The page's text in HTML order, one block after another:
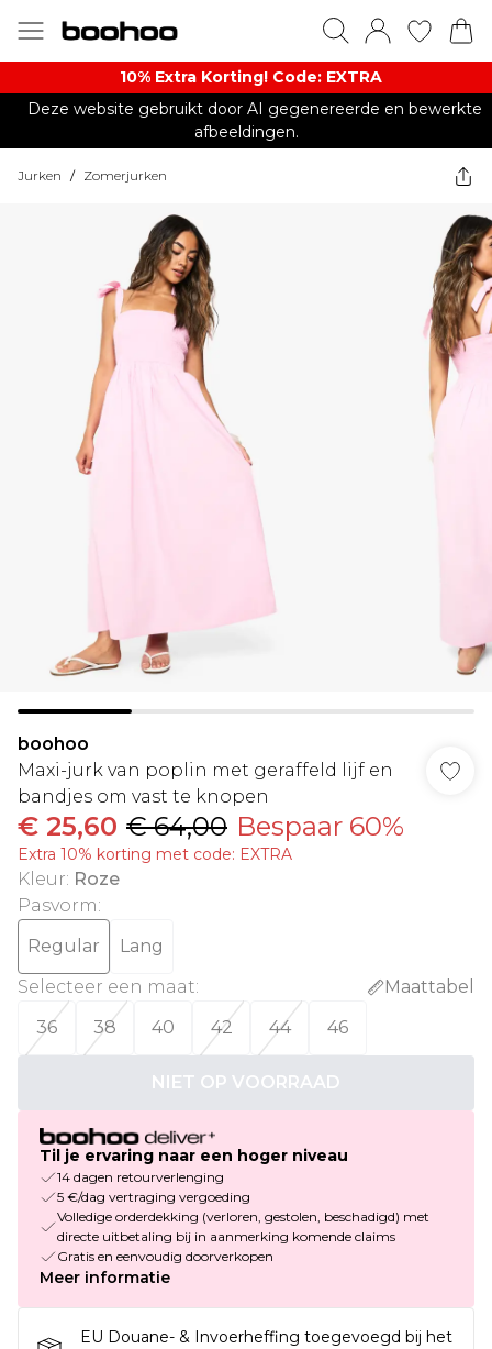
10% Extra Korting! Code: EXTRA​
Deze website gebruikt door AI gegenereerde en bewerkte
afbeeldingen.
Jurken / Zomerjurken
boohoo
Maxi-jurk van poplin met geraffeld lijf en
bandjes om vast te knopen
€ 25,60 € 64,00 Bespaar 60%
Extra 10% korting met code: EXTRA
Kleur: Roze
Pasvorm:
Regular
Lang
Selecteer een maat:
Maattabel
36
38 40 42 44 46
NIET OP VOORRAAD
Til je ervaring naar een hoger niveau
14 dagen retourverlenging
5 €/dag vertraging vergoeding
Volledige orderdekking (verloren, gestolen, beschadigd) met
directe uitbetaling bij in aanmerking komende claims
Gratis en eenvoudig doorverkopen
Meer informatie
EU Douane- & Invoerheffing toegevoegd bij het